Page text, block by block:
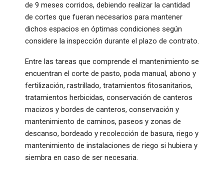
de 9 meses corridos, debiendo realizar la cantidad
de cortes que fueran necesarios para mantener
dichos espacios en óptimas condiciones según
considere la inspección durante el plazo de contrato.
Entre las tareas que comprende el mantenimiento se
encuentran el corte de pasto, poda manual, abono y
fertilización, rastrillado, tratamientos fitosanitarios,
tratamientos herbicidas, conservación de canteros
macizos y bordes de canteros, conservación y
mantenimiento de caminos, paseos y zonas de
descanso, bordeado y recolección de basura, riego y
mantenimiento de instalaciones de riego si hubiera y
siembra en caso de ser necesaria.